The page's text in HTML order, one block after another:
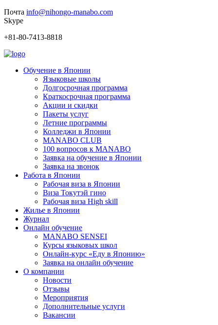
Почта info@nihongo-manabo.com
Skype
+81-80-7413-8818
Обучение в Японии
Языковые школы
Долгосрочная программа
Краткосрочная программа
Акции и скидки
Пакеты услуг
Летние программы
Колледжи в Японии
MANABO CLUB
100 вопросов к MАNABO
Заявка на обучение в Японии
Заявка на звонок
Работа в Японии
Рабочая виза в Японии
Виза Токутэй гино
Рабочая виза High skill
Жилье в Японии
Журнал
Онлайн обучение
MANABO SENSEI
Курсы языковых школ
Онлайн-курс «Еду в Японию»
Заявка на онлайн обучение
О компании
Новости
Отзывы
Мероприятия
Дополнительные услуги
Вакансии